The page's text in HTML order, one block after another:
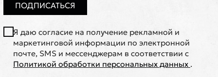
ПОДПИСАТЬСЯ
Я даю согласие на получение рекламной и
маркетинговой информации по электронной
почте, SMS и мессенджерам в соответствии с
Политикой обработки персональных данных .